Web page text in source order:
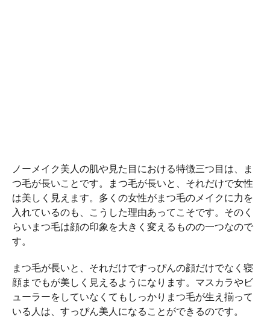
ノーメイク美人の肌や見た目における特徴三つ目は、ま
つ毛が長いことです。まつ毛が長いと、それだけで女性
は美しく見えます。多くの女性がまつ毛のメイクに力を
入れているのも、こうした理由あってこそです。そのく
らいまつ毛は顔の印象を大きく変えるものの一つなので
す。
まつ毛が長いと、それだけですっぴんの顔だけでなく寝
顔までもが美しく見えるようになります。マスカラやビ
ューラーをしていなくてもしっかりまつ毛が生え揃って
いる人は、すっぴん美人になることができるのです。